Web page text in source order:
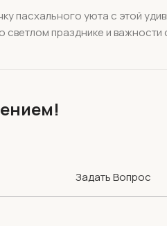
пасхального уюта с этой
светлом празднике и важности
Задать Вопрос